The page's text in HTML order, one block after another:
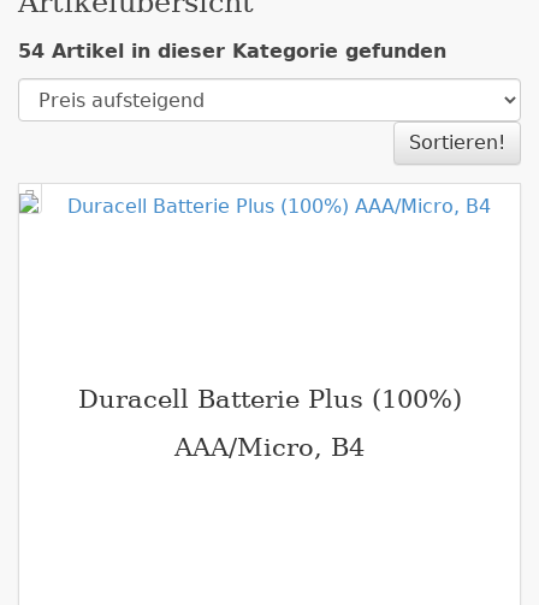
54 Artikel in dieser Kategorie gefunden
Sortieren!
Duracell Batterie Plus (100%)
AAA/Micro, B4